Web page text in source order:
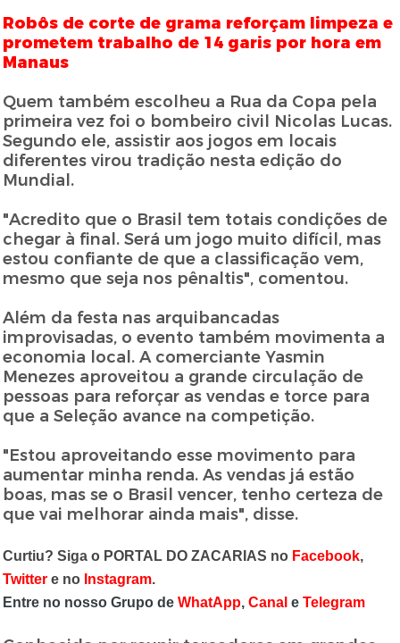
Robôs de corte de grama reforçam limpeza e
prometem trabalho de 14 garis por hora em
Manaus
Quem também escolheu a Rua da Copa pela
primeira vez foi o bombeiro civil Nicolas Lucas.
Segundo ele, assistir aos jogos em locais
diferentes virou tradição nesta edição do
Mundial.
"Acredito que o Brasil tem totais condições de
chegar à final. Será um jogo muito difícil, mas
estou confiante de que a classificação vem,
mesmo que seja nos pênaltis", comentou.
Além da festa nas arquibancadas
improvisadas, o evento também movimenta a
economia local. A comerciante Yasmin
Menezes aproveitou a grande circulação de
pessoas para reforçar as vendas e torce para
que a Seleção avance na competição.
"Estou aproveitando esse movimento para
aumentar minha renda. As vendas já estão
boas, mas se o Brasil vencer, tenho certeza de
que vai melhorar ainda mais", disse.
Curtiu? Siga o PORTAL DO ZACARIAS no Facebook,
Twitter e no Instagram.
Entre no nosso Grupo deWhatApp,Canal eTelegram